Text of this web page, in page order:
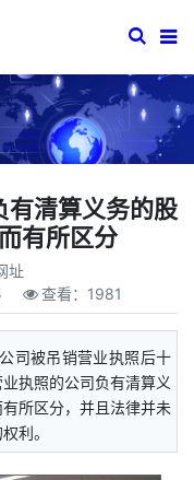
有清算义务的股
有所区分
址
查看： 1981
司被吊销营业执照后十
执照的公司负有清算义
所区分，并且法律并未
利。